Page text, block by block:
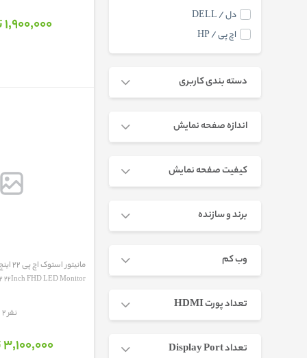
1٬900٬000 تومان
مانیتور استوک اچ پی 22 اینچ L...
22Inch FHD LED Monitor
2 نفر
3٬100٬000 تومان
دل / DELL
اچ پی / HP
دسته بندی کاربری
اندازه صفحه نمایش
کیفیت صفحه نمایش
برند و سازنده
وب کم
تعداد پورت HDMI
تعداد Display Port